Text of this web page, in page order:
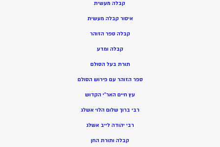
קבלה מעשית
איסור קבלה מעשית
קבלה ספר הזוהר
קבלה ומדע
תורת בעל הסולם
ספר הזוהר עם פירוש הסולם
עץ חיים האר”י הקדוש
רבי ברוך שלום הלוי אשלג
רבי יהודה לייב אשלג
קבלה ותורת החן